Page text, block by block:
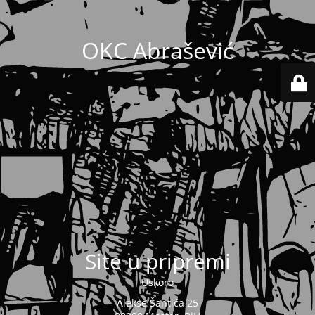
OKC Abrašević
Site u pripremi
Uskoro
Alekse Šantića 25